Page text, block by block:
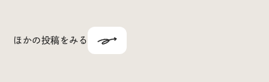
ほかの投稿をみる